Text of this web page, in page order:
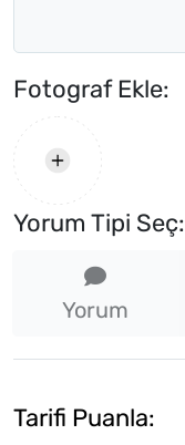
Fotograf Ekle:
Yorum Tipi Seç:
Yorum
Tarifi Puanla: